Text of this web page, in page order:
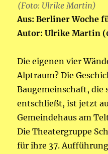
(Foto: Ulrike Martin)
Aus: Berliner Woche
Autor: Ulrike Martin
Die eigenen vier
Alptraum? Die
Baugemeinschaft, die
entschließt, ist jetzt
Gemeindehaus am
Die Theatergruppe
für ihre 37.